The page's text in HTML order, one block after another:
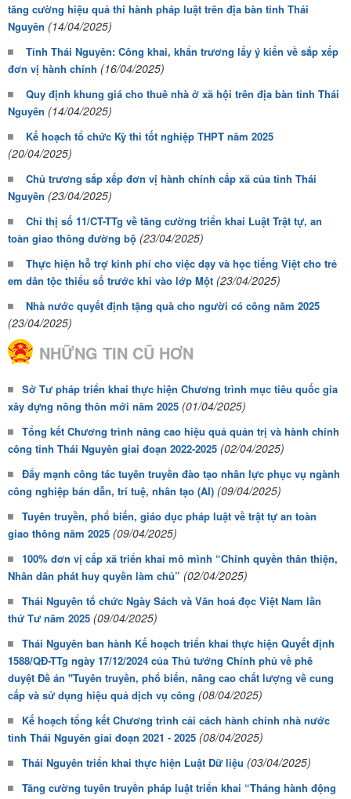
tăng cường hiệu quả thi hành pháp luật trên địa bàn tỉnh Thái
Nguyên (14/04/2025)
Tỉnh Thái Nguyên: Công khai, khẩn trương lấy ý kiến về sắp xếp
đơn vị hành chính (16/04/2025)
Quy định khung giá cho thuê nhà ở xã hội trên địa bàn tỉnh Thái
Nguyên (14/04/2025)
Kế hoạch tổ chức Kỳ thi tốt nghiệp THPT năm 2025
(20/04/2025)
Chủ trương sắp xếp đơn vị hành chính cấp xã của tỉnh Thái
Nguyên (23/04/2025)
Chỉ thị số 11/CT-TTg về tăng cường triển khai Luật Trật tự, an
toàn giao thông đường bộ (23/04/2025)
Thực hiện hỗ trợ kinh phí cho việc dạy và học tiếng Việt cho trẻ
em dân tộc thiểu số trước khi vào lớp Một (23/04/2025)
Nhà nước quyết định tặng quà cho người có công năm 2025
(23/04/2025)
NHỮNG TIN CŨ HƠN
Sở Tư pháp triển khai thực hiện Chương trình mục tiêu quốc gia
xây dựng nông thôn mới năm 2025 (01/04/2025)
Tổng kết Chương trình nâng cao hiệu quả quản trị và hành chính
công tỉnh Thái Nguyên giai đoạn 2022-2025 (02/04/2025)
Đẩy mạnh công tác tuyên truyền đào tạo nhân lực phục vụ ngành
công nghiệp bán dẫn, trí tuệ, nhân tạo (AI) (09/04/2025)
Tuyên truyền, phổ biến, giáo dục pháp luật về trật tự an toàn
giao thông năm 2025 (09/04/2025)
100% đơn vị cấp xã triển khai mô mình “Chính quyền thân thiện,
Nhân dân phát huy quyền làm chủ” (02/04/2025)
Thái Nguyên tổ chức Ngày Sách và Văn hoá đọc Việt Nam lần
thứ Tư năm 2025 (09/04/2025)
Thái Nguyên ban hành Kế hoạch triển khai thực hiện Quyết định
1588/QĐ-TTg ngày 17/12/2024 của Thủ tướng Chính phủ về phê
duyệt Đề án "Tuyên truyền, phổ biến, nâng cao chất lượng về cung
cấp và sử dụng hiệu quả dịch vụ công (08/04/2025)
Kế hoạch tổng kết Chương trình cải cách hành chính nhà nước
tỉnh Thái Nguyên giai đoạn 2021 - 2025 (08/04/2025)
Thái Nguyên triển khai thực hiện Luật Dữ liệu (03/04/2025)
Tăng cường tuyên truyền pháp luật triển khai “Tháng hành động